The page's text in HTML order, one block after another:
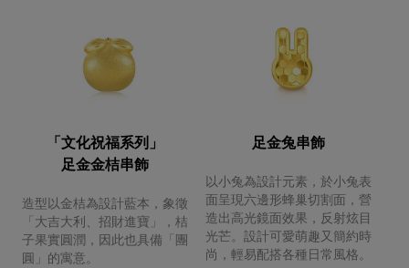
「文化祝福系列」
足金金桔串飾
造型以金桔為設計藍本，象徵
「大吉大利、招財進寶」，桔
子果實圓潤，因此也具備「團
圓」的寓意。
足金兔串飾
以小兔為設計元素，於小兔表
面呈現六邊形蜂巢切割面，營
造出高光鏡面效果，反射炫目
光芒。設計可愛萌趣又簡約時
尚，輕易配搭各種日常風格。